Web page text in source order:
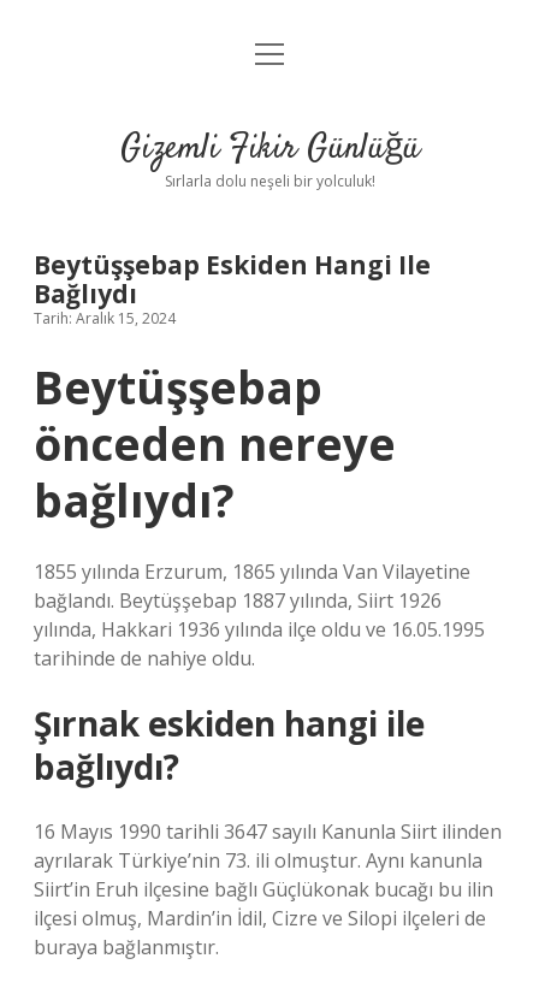
Anasayfa
Yasal Uyarı
menüyü
Gizemli Fikir Günlüğü
Sırlarla dolu neşeli bir yolculuk!
Beytüşşebap Eskiden Hangi Ile
Bağlıydı
Tarih: Aralık 15, 2024
Beytüşşebap
önceden nereye
bağlıydı?
1855 yılında Erzurum, 1865 yılında Van Vilayetine
bağlandı. Beytüşşebap 1887 yılında, Siirt 1926
yılında, Hakkari 1936 yılında ilçe oldu ve 16.05.1995
tarihinde de nahiye oldu.
Şırnak eskiden hangi ile
bağlıydı?
16 Mayıs 1990 tarihli 3647 sayılı Kanunla Siirt ilinden
ayrılarak Türkiye’nin 73. ili olmuştur. Aynı kanunla
Siirt’in Eruh ilçesine bağlı Güçlükonak bucağı bu ilin
ilçesi olmuş, Mardin’in İdil, Cizre ve Silopi ilçeleri de
buraya bağlanmıştır.